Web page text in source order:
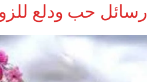
رسائل حب ودلع